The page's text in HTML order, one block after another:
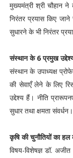
मुख्यमंत्री श्री चौहान
निरंतर प्रयास किए जाने
सुधारने के भी निरंतर
संस्थान के 6 प्रमुख
संस्थान के उपाध्यक्ष
की सेवाएँ लेने के लिए
उद्देश्य हैं। नीति
सुधार तथा क्षमता संवर्धन।
कृषि की चुनौतियों का हल
विषय-विशेषज्ञ डॉ.